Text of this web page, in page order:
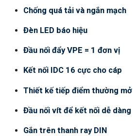
Chống quá tải và ngắn mạch
Đèn LED báo hiệu
Đầu nối đẩy VPE = 1 đơn vị
Kết nối IDC 16 cực cho cáp
Thiết kế tiếp điểm thường mở
Đầu nối vít để kết nối dễ dàng
Gắn trên thanh ray DIN